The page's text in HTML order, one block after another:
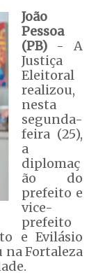
João
Pessoa
(PB)- A
Justiça
Eleitoral
realizou,
nesta
segunda-
feira (25),
a
diplomaç
ão do
prefeito e
vice-
prefeito
e Evilásio
na Fortaleza